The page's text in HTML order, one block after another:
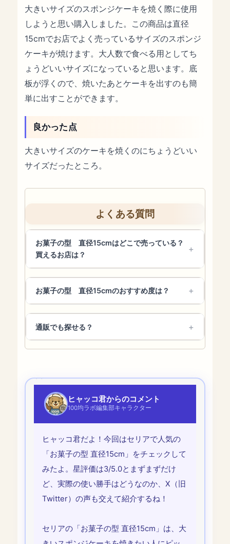
大きいサイズのスポンジケーキを焼く際に使用
しようと思い購入しました。この商品は直径
15cmでお店でよく売っているサイズのスポンジ
ケーキが焼けます。大人数で食べる用としてち
ょうどいいサイズになっていると思います。底
板が浮くので、焼いたあとケーキを出すのも簡
単に出すことができます。
良かった点
大きいサイズのケーキを焼くのにちょうどいい
サイズだったところ。
よくある質問
お菓子の型 直径15cmはどこで売っている？
買えるお店は？
お菓子の型 直径15cmのおすすめ度は？
通販でも探せる？
ヒャッコ君からのコメント
100均ラボ編集部キャラクター
ヒャッコ君だよ！今回はセリアで人気の
「お菓子の型 直径15cm」をチェックして
みたよ。星評価は3/5.0とまずまずだけ
ど、実際の使い勝手はどうなのか、X（旧
Twitter）の声も交えて紹介するね！
セリアの「お菓子の型 直径15cm」は、大